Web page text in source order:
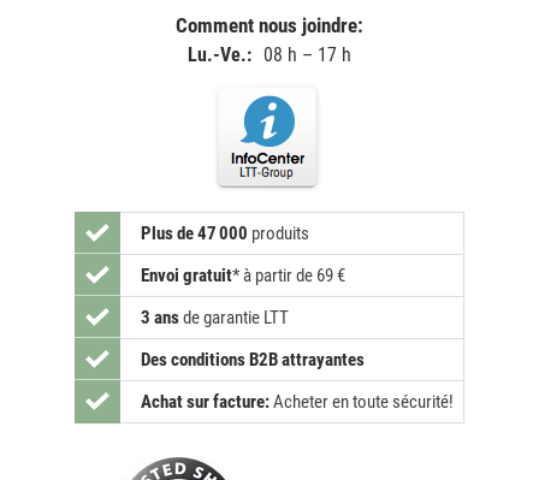
Comment nous joindre:
Lu.-Ve.: 08 h – 17 h
Plus de 47 000 produits
Envoi gratuit* à partir de 69 €
3 ansde garantie LTT
Des conditions B2B attrayantes
Achat sur facture:Acheter en toute sécurité!